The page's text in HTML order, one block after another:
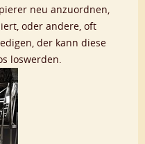
neu anzuordnen,
oder andere, oft
der kann diese
loswerden.